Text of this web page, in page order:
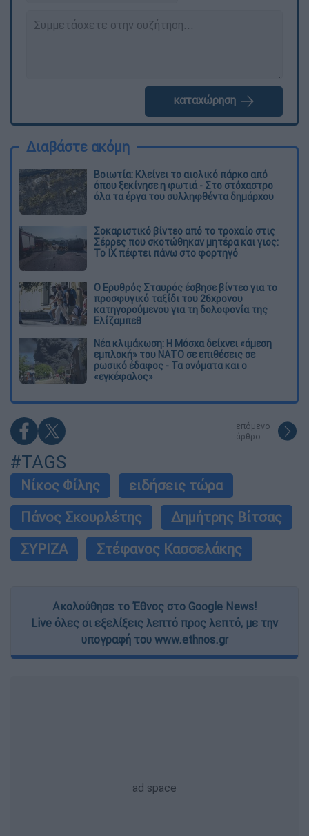
καταχώρηση
Διαβάστε ακόμη
Βοιωτία: Κλείνει το αιολικό πάρκο από
όπου ξεκίνησε η φωτιά - Στο στόχαστρο
όλα τα έργα του συλληφθέντα δημάρχου
Σοκαριστικό βίντεο από το τροχαίο στις
Σέρρες που σκοτώθηκαν μητέρα και γιος:
Το ΙΧ πέφτει πάνω στο φορτηγό
Ο Ερυθρός Σταυρός έσβησε βίντεο για το
προσφυγικό ταξίδι του 26χρονου
κατηγορούμενου για τη δολοφονία της
Ελίζαμπεθ
Νέα κλιμάκωση: Η Μόσχα δείχνει «άμεση
εμπλοκή» του ΝΑΤΟ σε επιθέσεις σε
ρωσικό έδαφος - Τα ονόματα και ο
«εγκέφαλος»
επόμενο
άρθρο
#TAGS
Νίκος Φίλης
ειδήσεις τώρα
Πάνος Σκουρλέτης
Δημήτρης Βίτσας
ΣΥΡΙΖΑ
Στέφανος Κασσελάκης
Ακολούθησε το Έθνος στο Google News!
Live όλες οι εξελίξεις λεπτό προς λεπτό, με την
υπογραφή του www.ethnos.gr